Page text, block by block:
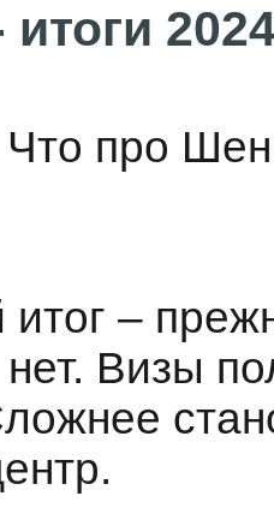
Что про
итог –
Визы